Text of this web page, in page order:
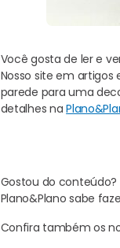
Você gosta de ler e
Nosso site em artigos
parede para uma
detalhes na
Gostou do conteúdo?
Plano&Plano sabe
Confira também os